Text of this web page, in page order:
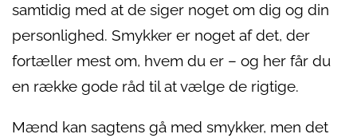
samtidig med at de siger noget om dig og din
personlighed. Smykker er noget af det, der
fortæller mest om, hvem du er – og her får du
en række gode råd til at vælge de rigtige.
Mænd kan sagtens gå med smykker, men det